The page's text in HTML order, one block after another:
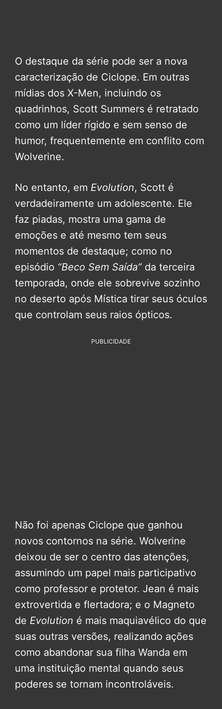
O destaque da série pode ser a nova
caracterização de Ciclope. Em outras
mídias dos X-Men, incluindo os
quadrinhos, Scott Summers é retratado
como um líder rígido e sem senso de
humor, frequentemente em conflito com
Wolverine.
No entanto, em Evolution, Scott é
verdadeiramente um adolescente. Ele
faz piadas, mostra uma gama de
emoções e até mesmo tem seus
momentos de destaque; como no
episódio “Beco Sem Saída” da terceira
temporada, onde ele sobrevive sozinho
no deserto após Mística tirar seus óculos
que controlam seus raios ópticos.
PUBLICIDADE
Não foi apenas Ciclope que ganhou
novos contornos na série. Wolverine
deixou de ser o centro das atenções,
assumindo um papel mais participativo
como professor e protetor. Jean é mais
extrovertida e flertadora; e o Magneto
de Evolution é mais maquiavélico do que
suas outras versões, realizando ações
como abandonar sua filha Wanda em
uma instituição mental quando seus
poderes se tornam incontroláveis.